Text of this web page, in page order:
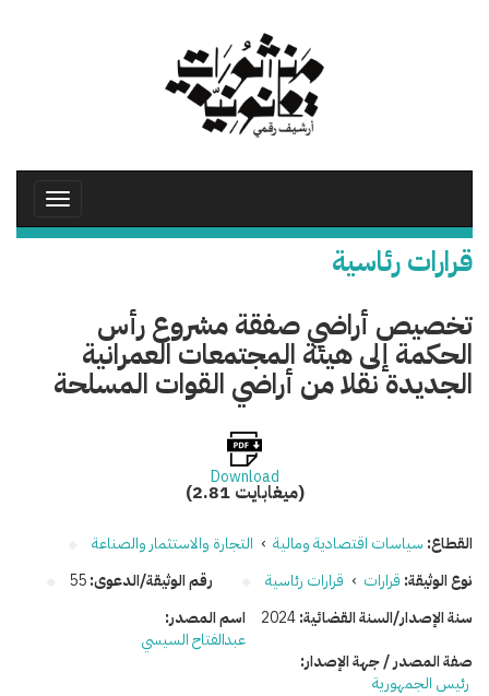
Toggle
قرارات رئاسية
تخصيص أراضي صفقة مشروع رأس
الحكمة إلى هيئة المجتمعات العمرانية
الجديدة نقلا من أراضي القوات المسلحة
Download
(2.81 ميغابايت)
القطاع: سياسات اقتصادية ومالية › التجارة والاستثمار والصناعة
نوع الوثيقة: قرارات › قرارات رئاسية رقم الوثيقة/الدعوى:55
سنة الإصدار/السنة القضائية:2024
اسم المصدر:
عبدالفتاح السيسي
صفة المصدر / جهة الإصدار:
رئيس الجمهورية